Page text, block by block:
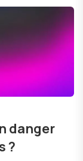
danger
?